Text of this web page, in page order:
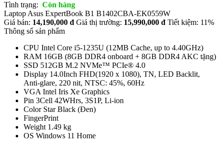
Tình trạng: Còn hàng
Laptop Asus ExpertBook B1 B1402CBA-EK0559W
Giá bán: 14,190,000 đ Giá thị trường: 15,990,000 đ Tiết kiệm: 11%
Thông số sản phẩm
CPU Intel Core i5-1235U (12MB Cache, up to 4.40GHz)
RAM 16GB (8GB DDR4 onboard + 8GB DDR4 AKC tặng)
SSD 512GB M.2 NVMe™ PCIe® 4.0
Display 14.0Inch FHD(1920 x 1080), TN, LED Backlit,
Anti-glare, 220 nit, NTSC: 45%, 60Hz
VGA Intel Iris Xe Graphics
Pin 3Cell 42WHrs, 3S1P, Li-ion
Color Star Black (Đen)
FingerPrint
Weight 1.49 kg
OS Windows 11 Home